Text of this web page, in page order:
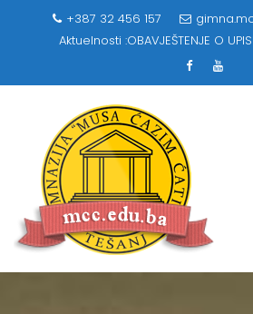
+387 32 456 157
Aktuelnosti :OBAVJEŠTENJE O